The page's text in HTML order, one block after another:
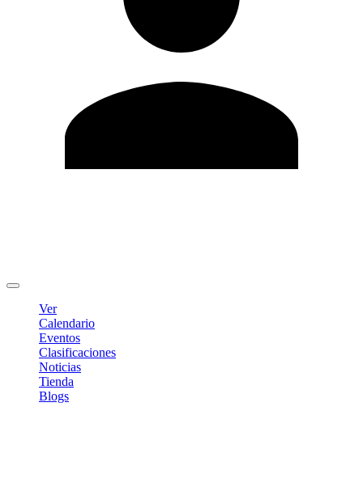
Ver
Calendario
Eventos
Clasificaciones
Noticias
Tienda
Blogs